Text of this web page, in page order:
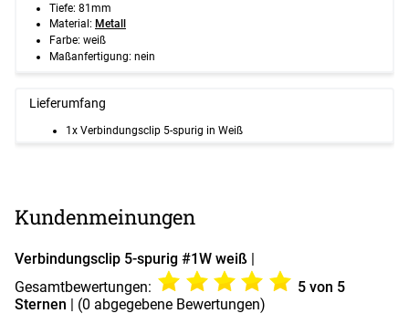
Tiefe: 81mm
Material: Metall
Farbe: weiß
Maßanfertigung: nein
Lieferumfang
1x Verbindungsclip 5-spurig in Weiß
Kundenmeinungen
Verbindungsclip 5-spurig #1W weiß |
Gesamtbewertungen:
5von 5
Sternen | (0 abgegebene Bewertungen)